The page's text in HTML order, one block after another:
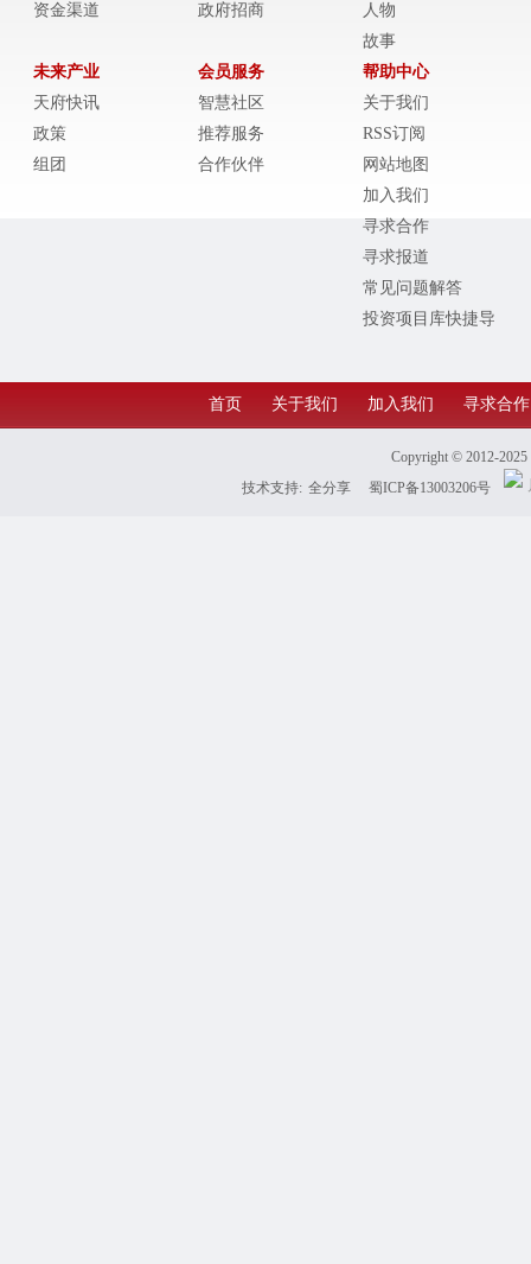
资金渠道
政府招商
人物
故事
未来产业
天府快讯
政策
组团
会员服务
智慧社区
推荐服务
合作伙伴
帮助中心
关于我们
RSS订阅
网站地图
加入我们
寻求合作
寻求报道
常见问题解答
投资项目库快捷导
首页 关于我们 加入我们 寻求合作
Copyright © 2012-2025
技术支持: 全分享 蜀ICP备13003206号